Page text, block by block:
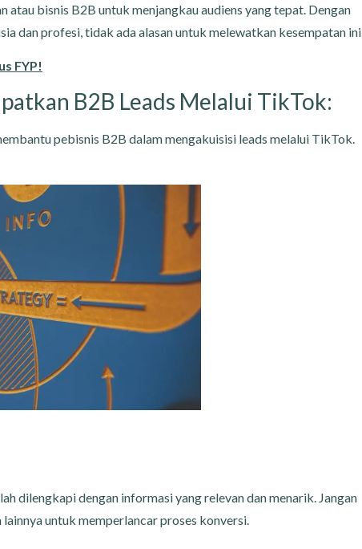
bisnis B2B untuk menjangkau audiens yang tepat. Dengan
dan profesi, tidak ada alasan untuk melewatkan kesempatan ini.
FYP!
B2B Leads Melalui TikTok:
pebisnis B2B dalam mengakuisisi leads melalui TikTok.
dilengkapi dengan informasi yang relevan dan menarik. Jangan
untuk memperlancar proses konversi.